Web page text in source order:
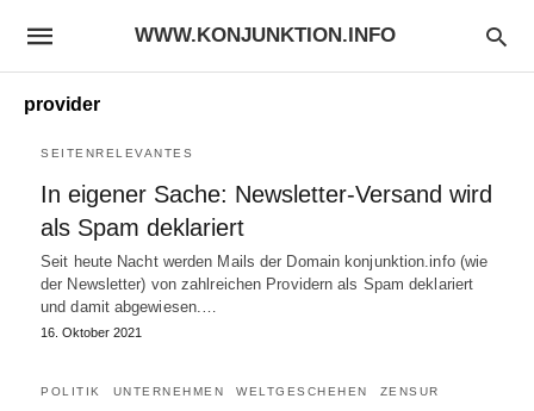
WWW.KONJUNKTION.INFO
provider
SEITENRELEVANTES
In eigener Sache: Newsletter-Versand wird
als Spam deklariert
Seit heute Nacht werden Mails der Domain konjunktion.info (wie
der Newsletter) von zahlreichen Providern als Spam deklariert
und damit abgewiesen.…
16. Oktober 2021
POLITIK UNTERNEHMEN WELTGESCHEHEN ZENSUR